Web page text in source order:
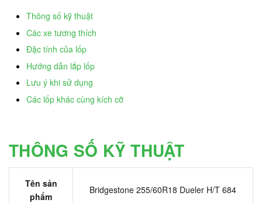
Thông số kỹ thuật
Các xe tương thích
Đặc tính của lốp
Hướng dẫn lắp lốp
Lưu ý khi sử dụng
Các lốp khác cùng kích cỡ
THÔNG SỐ KỸ THUẬT
Tên sản
phẩm
Bridgestone 255/60R18 Dueler H/T 684